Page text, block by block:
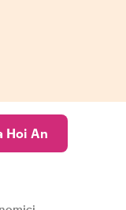
Hoi An